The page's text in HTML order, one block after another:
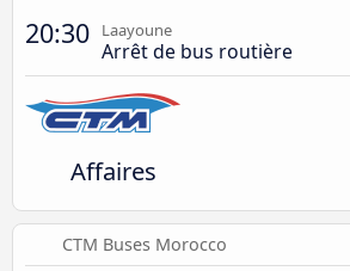
20:30 Laayoune
Arrêt de bus routière
Affaires
CTM Buses Morocco